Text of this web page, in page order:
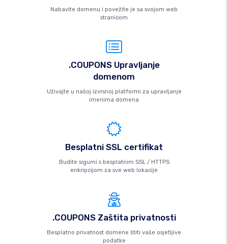
Nabavite domenu i povežite je sa svojom web
stranicom
.COUPONS Upravljanje
domenom
Uživajte u našoj izvrsnoj platformi za upravljanje
imenima domena
Besplatni SSL certifikat
Budite sigurni s besplatnim SSL / HTTPS
enkripcijom za sve web lokacije
.COUPONS Zaštita privatnosti
Besplatno privatnost domene štiti vaše osjetljive
podatke